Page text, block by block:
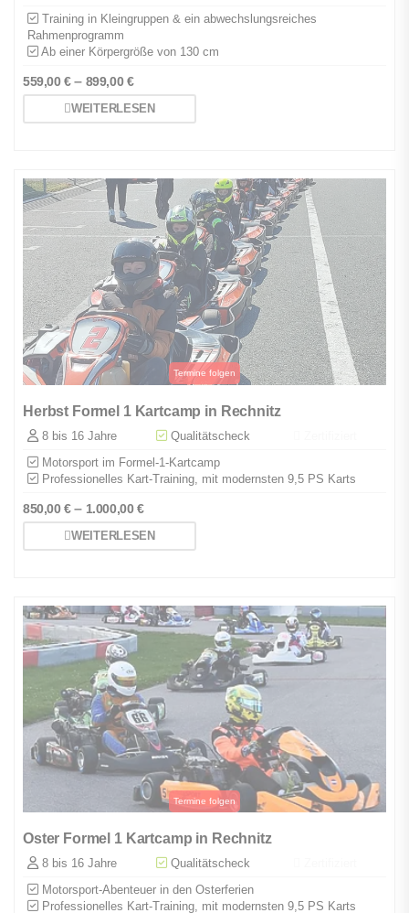
Training in Kleingruppen & ein abwechslungsreiches
Rahmenprogramm
Ab einer Körpergröße von 130 cm
559,00€– 899,00€
WEITERLESEN
Herbst Formel 1 Kartcamp in Rechnitz
8 bis 16 Jahre Qualitätscheck
Motorsport im Formel-1-Kartcamp
Professionelles Kart-Training, mit modernsten 9,5 PS Karts
850,00€– 1.000,00€
WEITERLESEN
Oster Formel 1 Kartcamp in Rechnitz
8 bis 16 Jahre Qualitätscheck
Motorsport-Abenteuer in den Osterferien
Professionelles Kart-Training, mit modernsten 9,5 PS Karts